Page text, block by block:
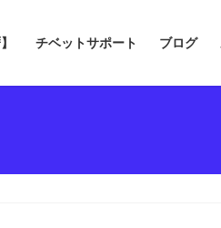
チベットサポート ブログ